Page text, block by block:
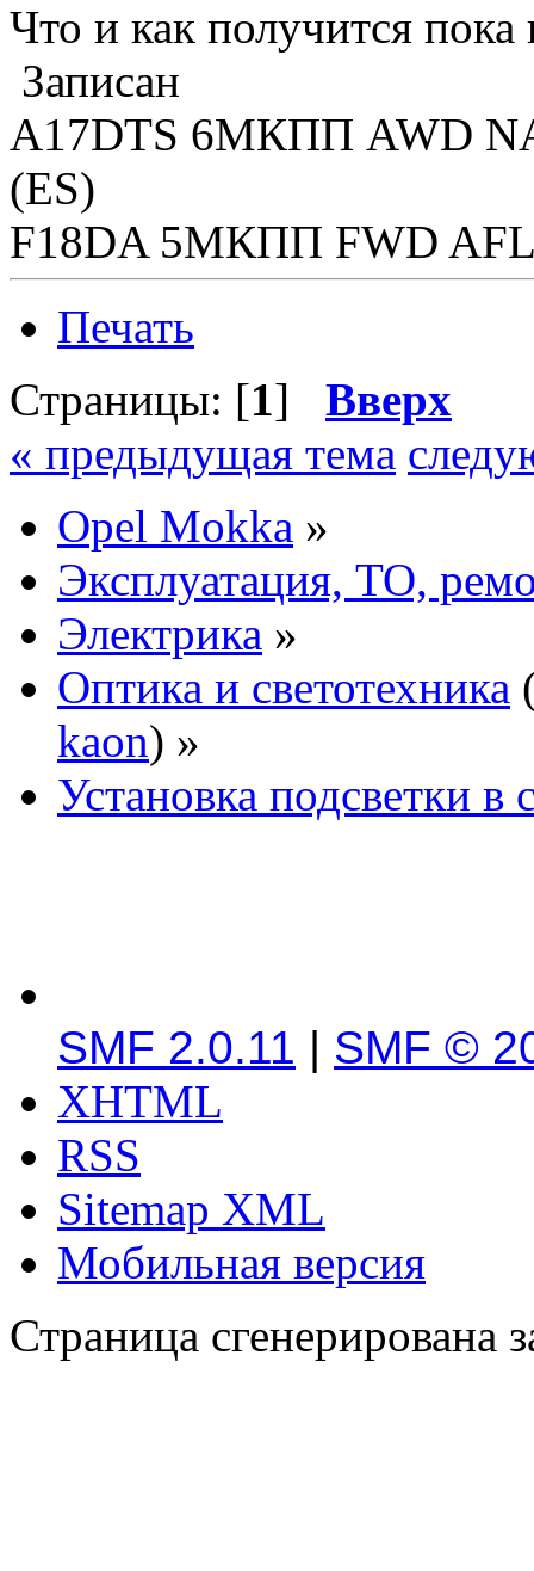
Что и как получится
Записан
A17DTS 6MКПП AWD
(ES)
F18DA 5MКПП FWD
Печать
Страницы: [1] Вверх
« предыдущая тема
Opel Mokka »
Эксплуатация, ТО,
Электрика »
Оптика и светотехника
kaon) »
Установка подсветки в
SMF 2.0.11 | SMF ©
XHTML
RSS
Sitemap XML
Мобильная версия
Страница сгенерирована